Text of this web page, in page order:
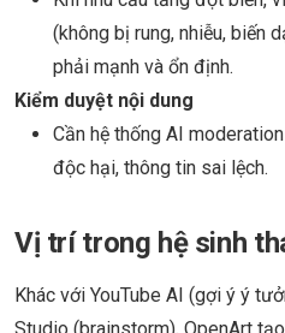
(không bị rung, nhiễu, biến
phải mạnh và ổn định.
Kiểm duyệt nội dung
Cần hệ thống AI
độc hại, thông tin sai lệch.
Vị trí trong hệ sinh
Khác với YouTube AI (gợi ý ý